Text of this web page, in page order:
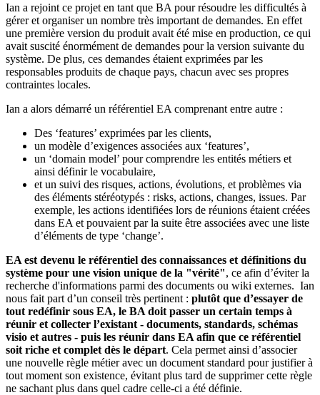
Ian a rejoint ce projet en tant que BA pour résoudre les difficultés à
gérer et organiser un nombre très important de demandes. En effet
une première version du produit avait été mise en production, ce qui
avait suscité énormément de demandes pour la version suivante du
système. De plus, ces demandes étaient exprimées par les
responsables produits de chaque pays, chacun avec ses propres
contraintes locales.
Ian a alors démarré un référentiel EA comprenant entre autre :
Des ‘features’ exprimées par les clients,
un modèle d’exigences associées aux ‘features’,
un ‘domain model’ pour comprendre les entités métiers et
ainsi définir le vocabulaire,
et un suivi des risques, actions, évolutions, et problèmes via
des éléments stéréotypés : risks, actions, changes, issues. Par
exemple, les actions identifiées lors de réunions étaient créées
dans EA et pouvaient par la suite être associées avec une liste
d’éléments de type ‘change’.
EA est devenu le référentiel des connaissances et définitions du
système pour une vision unique de la "vérité", ce afin d’éviter la
recherche d'informations parmi des documents ou wiki externes. Ian
nous fait part d’un conseil très pertinent : plutôt que d’essayer de
tout redéfinir sous EA, le BA doit passer un certain temps à
réunir et collecter l’existant - documents, standards, schémas
visio et autres - puis les réunir dans EA afin que ce référentiel
soit riche et complet dès le départ. Cela permet ainsi d’associer
une nouvelle règle métier avec un document standard pour justifier à
tout moment son existence, évitant plus tard de supprimer cette règle
ne sachant plus dans quel cadre celle-ci a été définie.